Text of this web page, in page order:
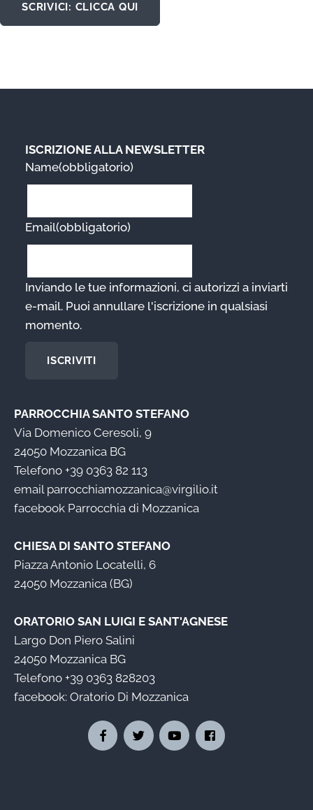
SCRIVICI: CLICCA QUI
ISCRIZIONE ALLA NEWSLETTER
Name(obbligatorio)
Email(obbligatorio)
Inviando le tue informazioni, ci autorizzi a inviarti
e-mail. Puoi annullare l'iscrizione in qualsiasi
momento.
ISCRIVITI
PARROCCHIA SANTO STEFANO
Via Domenico Ceresoli, 9
24050 Mozzanica BG
Telefono +39 0363 82 113
email parrocchiamozzanica@virgilio.it
facebook Parrocchia di Mozzanica
CHIESA DI SANTO STEFANO
Piazza Antonio Locatelli, 6
24050 Mozzanica (BG)
ORATORIO SAN LUIGI E SANT'AGNESE
Largo Don Piero Salini
24050 Mozzanica BG
Telefono +39 0363 828203
facebook: Oratorio Di Mozzanica